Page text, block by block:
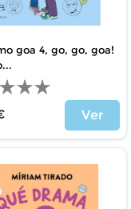
goa 4, go, go, goa!
Ver